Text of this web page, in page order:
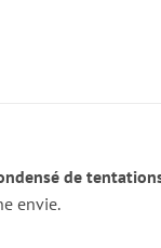
de
envie.